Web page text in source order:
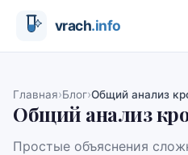
Главная›Блог›Общий анализ
Общий анализ
Простые объяснения